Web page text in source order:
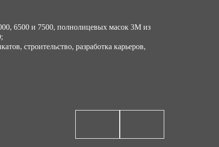
6500 и 7500, полнолицевых масок 3М из
строительство, разработка карьеров,